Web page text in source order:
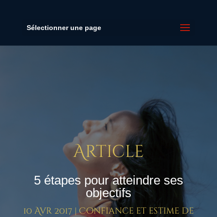
Sélectionner une page
Article
5 étapes pour atteindre ses
objectifs
10 Avr 2017|Confiance et estime de